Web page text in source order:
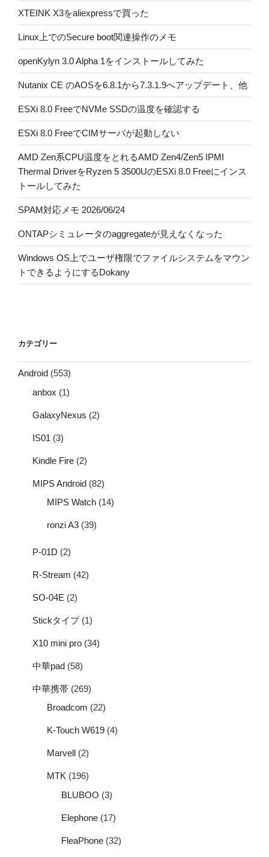
XTEINK X3をaliexpressで買った
Linux上でのSecure boot関連操作のメモ
openKylyn 3.0 Alpha 1をインストールしてみた
Nutanix CE のAOSを6.8.1から7.3.1.9へアップデート、他
ESXi 8.0 FreeでNVMe SSDの温度を確認する
ESXi 8.0 FreeでCIMサーバが起動しない
AMD Zen系CPU温度をとれるAMD Zen4/Zen5 IPMI
Thermal DriverをRyzen 5 3500UのESXi 8.0 Freeにインス
トールしてみた
SPAM対応メモ 2026/06/24
ONTAPシミュレータのaggregateが見えなくなった
Windows OS上でユーザ権限でファイルシステムをマウン
トできるようにするDokany
カテゴリー
Android (553)
anbox (1)
GalaxyNexus (2)
IS01 (3)
Kindle Fire (2)
MIPS Android (82)
MIPS Watch (14)
ronzi A3 (39)
P-01D (2)
R-Stream (42)
SO-04E (2)
Stickタイプ(1)
X10 mini pro (34)
中華pad (58)
中華携帯 (269)
Broadcom (22)
K-Touch W619 (4)
Marvell (2)
MTK (196)
BLUBOO (3)
Elephone (17)
FleaPhone (32)